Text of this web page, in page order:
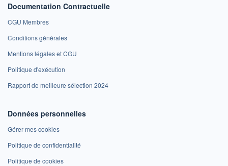
Documentation Contractuelle
CGU Membres
Conditions générales
Mentions légales et CGU
Politique d'exécution
Rapport de meilleure sélection 2024
Données personnelles
Gérer mes cookies
Politique de confidentialité
Politique de cookies